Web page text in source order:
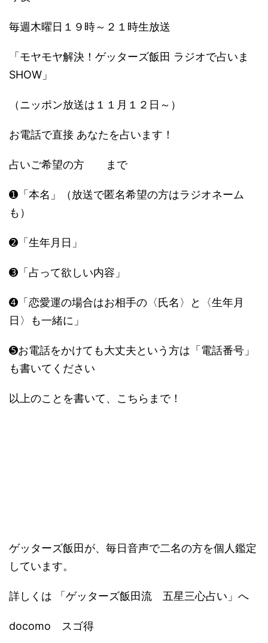
毎週木曜日１９時～２１時生放送
「モヤモヤ解決！ゲッターズ飯田 ラジオで占いま
SHOW」
（ニッポン放送は１１月１２日～）
お電話で直接 あなたを占います！
占いご希望の方 まで
➊「本名」（放送で匿名希望の方はラジオネーム
も）
➋「生年月日」
➌「占って欲しい内容」
➍「恋愛運の場合はお相手の〈氏名〉と〈生年月
日〉も一緒に」
➎お電話をかけても大丈夫という方は「電話番号」
も書いてください
以上のことを書いて、こちらまで！
ゲッターズ飯田が、毎日音声で二名の方を個人鑑定
しています。
詳しくは 「ゲッターズ飯田流 五星三心占い」へ
docomo スゴ得